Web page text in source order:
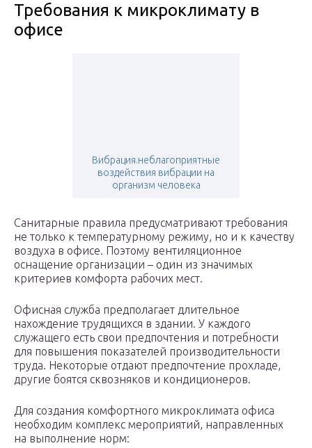
Требования к микроклимату в
офисе
Вибрация.неблагоприятные
воздействия вибрации на
организм человека
Санитарные правила предусматривают требования
не только к температурному режиму, но и к качеству
воздуха в офисе. Поэтому вентиляционное
оснащение организации – один из значимых
критериев комфорта рабочих мест.
Офисная служба предполагает длительное
нахождение трудящихся в здании. У каждого
служащего есть свои предпочтения и потребности
для повышения показателей производительности
труда. Некоторые отдают предпочтение прохладе,
другие боятся сквозняков и кондиционеров.
Для создания комфортного микроклимата офиса
необходим комплекс мероприятий, направленных
на выполнение норм: